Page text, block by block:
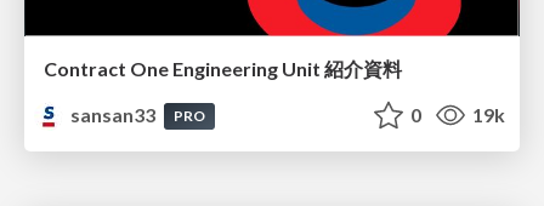
Contract One Engineering Unit 紹介資料
sansan33
PRO 0 19k